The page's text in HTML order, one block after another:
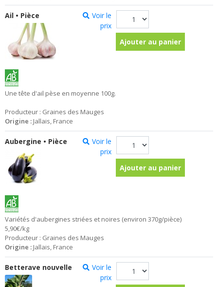
Ail • Pièce
Voir le
prix
Ajouter au panier
Une tête d'ail pèse en moyenne 100g.
Producteur : Graines des Mauges
Origine : Jallais, France
Aubergine • Pièce
Voir le
prix
Ajouter au panier
Variétés d'aubergines striées et noires (environ 370g/pièce)
5,90€/kg
Producteur : Graines des Mauges
Origine : Jallais, France
Betterave nouvelle
Voir le
prix